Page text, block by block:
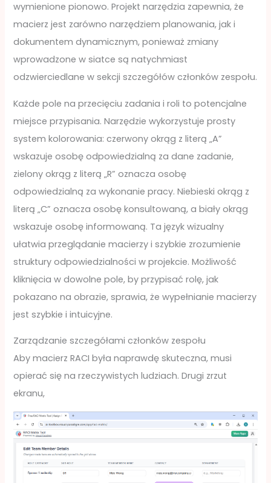
wymienione pionowo. Projekt narzędzia zapewnia, że
macierz jest zarówno narzędziem planowania, jak i
dokumentem dynamicznym, ponieważ zmiany
wprowadzone w siatce są natychmiast
odzwierciedlane w sekcji szczegółów członków zespołu.
Każde pole na przecięciu zadania i roli to potencjalne
miejsce przypisania. Narzędzie wykorzystuje prosty
system kolorowania: czerwony okrąg z literą „A”
wskazuje osobę odpowiedzialną za dane zadanie,
zielony okrąg z literą „R” oznacza osobę
odpowiedzialną za wykonanie pracy. Niebieski okrąg z
literą „C” oznacza osobę konsultowaną, a biały okrąg
wskazuje osobę informowaną. Ta język wizualny
ułatwia przeglądanie macierzy i szybkie zrozumienie
struktury odpowiedzialności w projekcie. Możliwość
kliknięcia w dowolne pole, by przypisać rolę, jak
pokazano na obrazie, sprawia, że wypełnianie macierzy
jest szybkie i intuicyjne.
Zarządzanie szczegółami członków zespołu
Aby macierz RACI była naprawdę skuteczna, musi
opierać się na rzeczywistych ludziach. Drugi zrzut
ekranu,